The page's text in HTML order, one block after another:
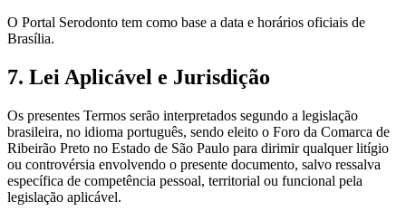
O Portal Serodonto tem como base a data e horários oficiais de
Brasília.
7. Lei Aplicável e Jurisdição
Os presentes Termos serão interpretados segundo a legislação
brasileira, no idioma português, sendo eleito o Foro da Comarca de
Ribeirão Preto no Estado de São Paulo para dirimir qualquer litígio
ou controvérsia envolvendo o presente documento, salvo ressalva
específica de competência pessoal, territorial ou funcional pela
legislação aplicável.